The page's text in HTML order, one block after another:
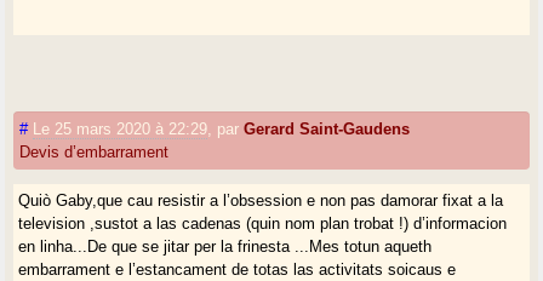
# Le 25 mars 2020 à 22:29 parGerard Saint-Gaudens
Devis d’embarrament
Quiò Gaby,que cau resistir a l’obsession e non pas damorar fixat a la
television ,sustot a las cadenas (quin nom plan trobat !) d’informacion
en linha...De que se jitar per la frinesta ...Mes totun aqueth
embarrament e l’estancament de totas las activitats soicaus e